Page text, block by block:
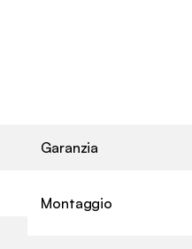
Garanzia
Montaggio